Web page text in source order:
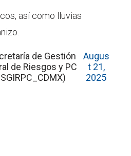
así como lluvias
de Gestión
de Riesgos y PC
Augus
t 21,
2025